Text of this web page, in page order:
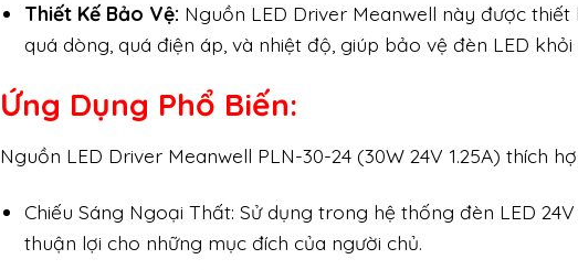
Thiết Kế Bảo Vệ: Nguồn LED Driver Meanwell này được
quá dòng, quá điện áp, và nhiệt độ, giúp bảo vệ đèn LED
Ứng Dụng Phổ Biến:
Nguồn LED Driver Meanwell PLN-30-24 (30W 24V 1.25A) thích
Chiếu Sáng Ngoại Thất: Sử dụng trong hệ thống đèn LED
thuận lợi cho những mục đích của người chủ.